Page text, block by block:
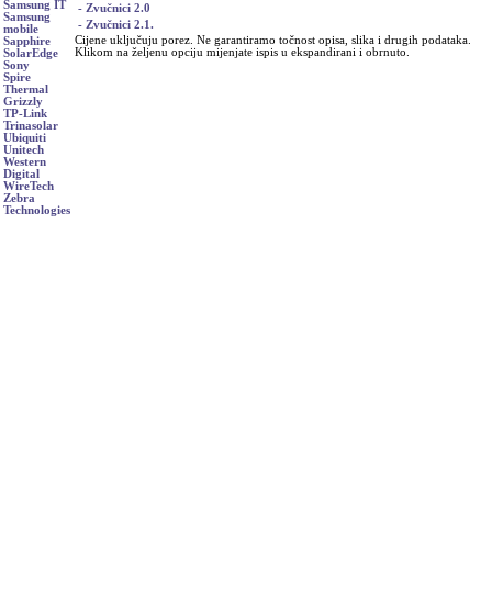
Samsung IT
Samsung
mobile
Sapphire
SolarEdge
Sony
Spire
Thermal
Grizzly
TP-Link
Trinasolar
Ubiquiti
Unitech
Western
Digital
WireTech
Zebra
Technologies
- Zvučnici 2.0
- Zvučnici 2.1.
Cijene uključuju porez. Ne garantiramo točnost opisa, slika i drugih podataka.
Klikom na željenu opciju mijenjate ispis u ekspandirani i obrnuto.